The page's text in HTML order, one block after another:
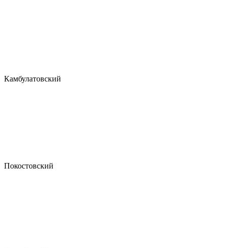
Камбулатовский
Покостовский